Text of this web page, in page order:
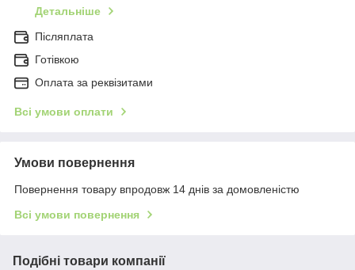
Детальніше
Післяплата
Готівкою
Оплата за реквізитами
Всі умови оплати
Умови повернення
Повернення товару впродовж 14 днів за домовленістю
Всі умови повернення
Подібні товари компанії